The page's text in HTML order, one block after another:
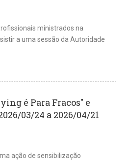
ministrados na
a uma sessão da Autoridade
é Para Fracos" e
03/24 a 2026/04/21
ação de sensibilização